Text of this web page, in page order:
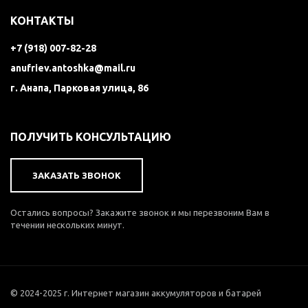
КОНТАКТЫ
+7 (918) 007-82-28
anufriev.antoshka@mail.ru
г. Анапа, Парковая улица, 86
ПОЛУЧИТЬ КОНСУЛЬТАЦИЮ
ЗАКАЗАТЬ ЗВОНОК
Остались вопросы? Закажите звонок и мы перезвоним Вам в
течении нескольких минут.
© 2024-2025 г. Интернет магазин аккумуляторов и батарей